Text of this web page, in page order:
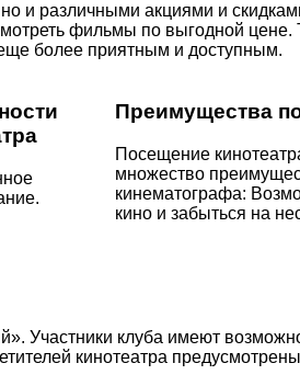
и различными акциями и
фильмы по выгодной
более приятным и доступным.
Преимущества
Посещение
множество
кинематографа:
кино и забыться на
Участники клуба имеют
кинотеатра